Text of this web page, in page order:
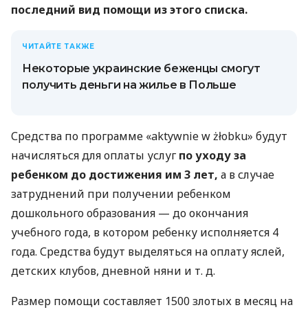
последний вид помощи из этого списка.
ЧИТАЙТЕ ТАКЖЕ
Некоторые украинские беженцы смогут
получить деньги на жилье в Польше
Средства по программе «aktywnie w żłobku» будут
начисляться для оплаты услуг по уходу за
ребенком до достижения им 3 лет, а в случае
затруднений при получении ребенком
дошкольного образования — до окончания
учебного года, в котором ребенку исполняется 4
года. Средства будут выделяться на оплату яслей,
детских клубов, дневной няни и т. д.
Размер помощи составляет 1500 злотых в месяц на